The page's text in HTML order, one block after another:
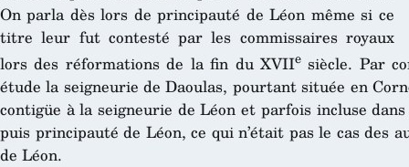
On parla dès lors de principauté de Léon même si ce
titre leur fut contesté par les commissaires royaux
lors des réformations de la fin du XVIIe siècle. Par
étude la seigneurie de Daoulas, pourtant située en
contigüe à la seigneurie de Léon et parfois incluse
puis principauté de Léon, ce qui n’était pas le cas des
de Léon.